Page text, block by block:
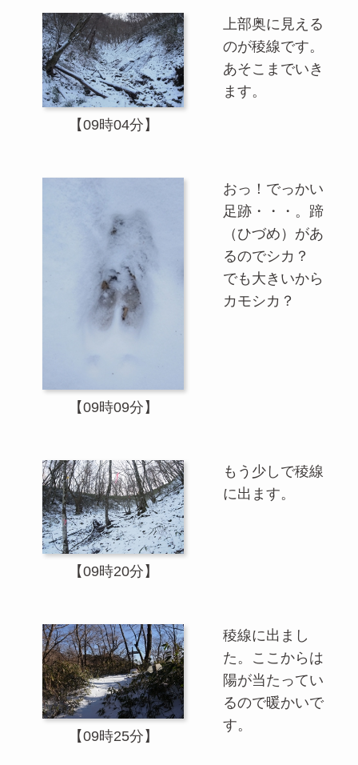
【09時04分】
上部奥に見える
のが稜線です。
あそこまでいき
ます。
【09時09分】
おっ！でっかい
足跡・・・。蹄
（ひづめ）があ
るのでシカ？
でも大きいから
カモシカ？
【09時20分】
もう少しで稜線
に出ます。
【09時25分】
稜線に出まし
た。ここからは
陽が当たってい
るので暖かいで
す。